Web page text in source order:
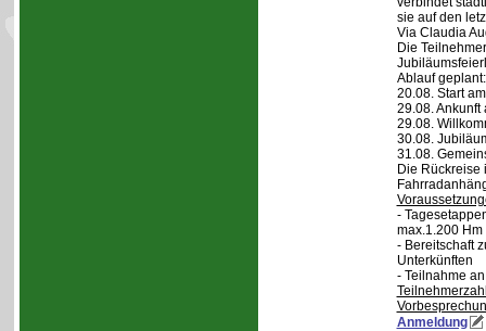
sie auf den
Via Claudia
Die
Ablauf geplant:
20.08. Start
29.08. Ankunft
29.08.
30.08.
31.08.
Die Rückreise
-
max.1.200 Hm
- Bereitschaft
Unterkünften
- Teilnahme
Anmeldung